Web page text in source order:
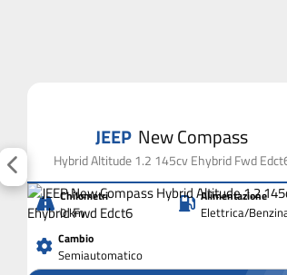
JEEP New Compass
Hybrid Altitude 1.2 145cv Ehybrid Fwd
Chilometri
0 km
Alimentazione
Elettrica/
Cambio
Semiautomatico